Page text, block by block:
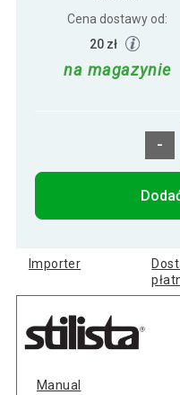
Półka ścienna
wolnowisząca
Półka ścienna
Półka
niebieska
Cena dostawy od:
20 zł
na magazynie
-
Importer
Manual